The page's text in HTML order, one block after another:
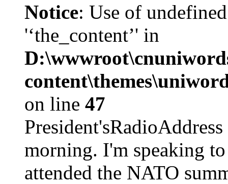
Notice: Use of
'‘the_content’' in
on line 47
morning. I'm speaking
attended the NATO